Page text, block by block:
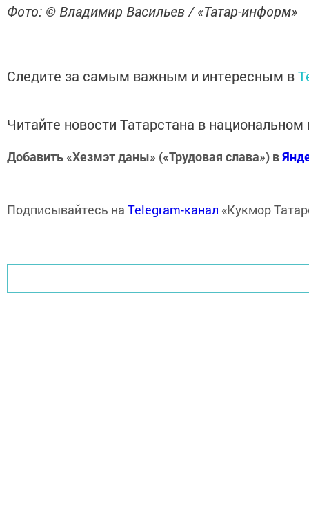
Фото: © Владимир Васильев / «Татар-информ»
Следите за самым важным и интересным в
Читайте новости Татарстана в
Добавить «Хезмэт даны» («Трудовая слава») в
Подписывайтесь на Telegram-канал «Кукмор